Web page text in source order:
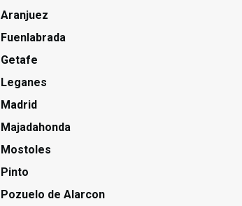
Aranjuez
Fuenlabrada
Getafe
Leganes
Madrid
Majadahonda
Mostoles
Pinto
Pozuelo de Alarcon